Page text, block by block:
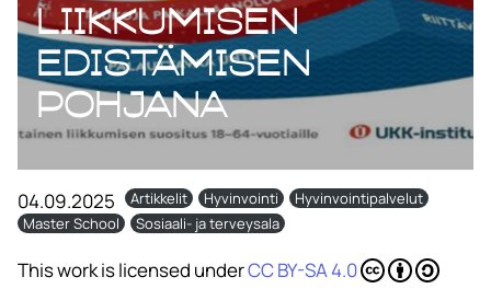
liikkumisen
edistämisen
pohjana
04.09.2025 Artikkelit Hyvinvointi
Hyvinvointipalvelut
Master School
Sosiaali- ja terveysala
This work is licensed underCC BY-SA 4.0